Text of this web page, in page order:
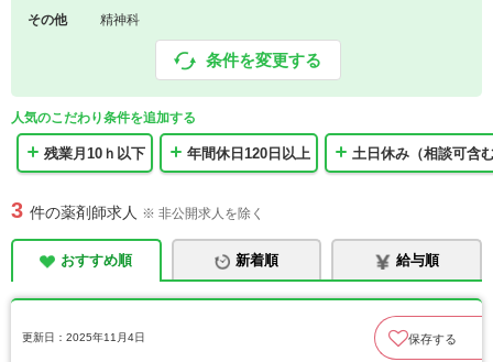
その他
精神科
条件を変更する
人気のこだわり条件を追加する
残業月10ｈ以下 年間休日120日以上 土日休み（相談可含
3 件の薬剤師求人 ※ 非公開求人を除く
おすすめ順 新着順 給与順
更新日：2025年11月4日 保存する